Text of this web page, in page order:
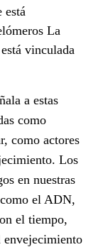
está
La
vinculada
a estas
como
como actores
Los
en nuestras
el ADN,
el tiempo,
envejecimiento